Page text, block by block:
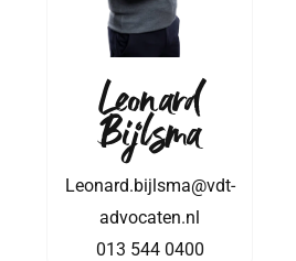
Leonard
Bijlsma
Leonard.bijlsma@vdt-
advocaten.nl
013 544 0400